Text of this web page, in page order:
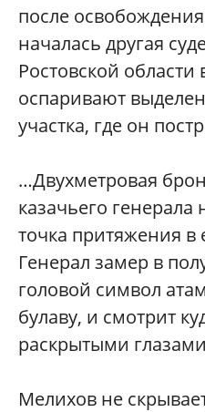
после
началась другая
Ростовской области
оспаривают
участка, где он
…Двухметровая
казачьего
точка притяжения в
Генерал замер в
головой символ
булаву, и смотрит
раскрытыми
Мелихов не